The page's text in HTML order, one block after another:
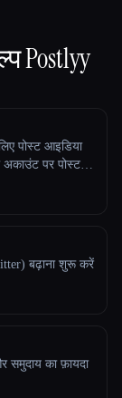
Postlyy
पोस्ट आइडिया
अकाउंट पर पोस्ट/
बढ़ाना शुरू करें
का फ़ायदा